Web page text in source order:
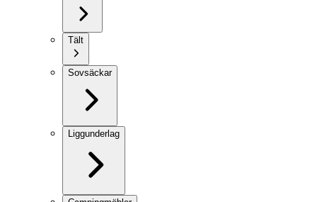
Tält
Sovsäckar
Liggunderlag